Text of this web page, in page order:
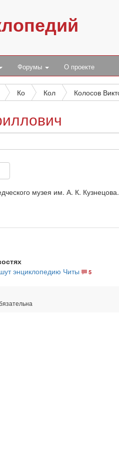
Форумы О проекте
Ко Кол
музея им. А. К. Кузнецова.
энциклопедию Читы 5